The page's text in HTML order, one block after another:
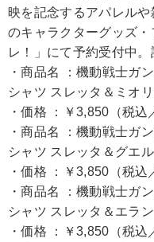
映を記念するアパレル
のキャラクターグッズ
レ！」にて予約受付中。
・商品名 ：機動戦士ガ
シャツ スレッタ＆ミオ
・価格 ：￥3,850（税込
・商品名 ：機動戦士ガ
シャツ スレッタ＆グエル
・価格 ：￥3,850（税込
・商品名 ：機動戦士ガ
シャツ スレッタ＆エラン
・価格 ：￥3,850（税込